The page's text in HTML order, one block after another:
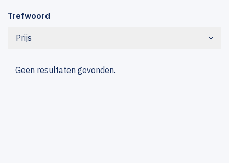
Trefwoord
Prijs
Geen resultaten gevonden.